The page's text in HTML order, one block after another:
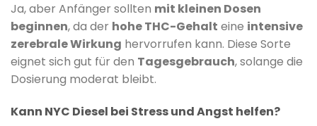
Ja, aber Anfänger sollten mit kleinen Dosen
beginnen, da der hohe THC-Gehalt eine intensive
zerebrale Wirkung hervorrufen kann. Diese Sorte
eignet sich gut für den Tagesgebrauch, solange die
Dosierung moderat bleibt.
Kann NYC Diesel bei Stress und Angst helfen?